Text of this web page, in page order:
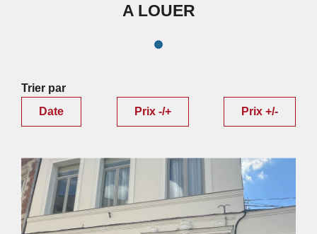
A LOUER
Trier par
Date
Prix -/+ Prix +/-